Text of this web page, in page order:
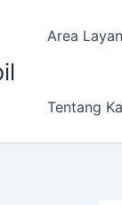
Area
Tentang